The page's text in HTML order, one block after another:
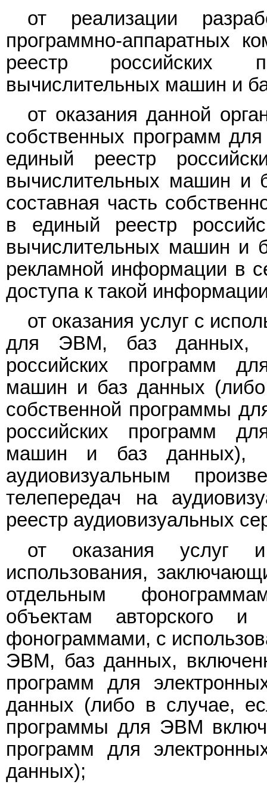
от реализации
программно-аппаратных
реестр российских
вычислительных машин и
от оказания данной
собственных программ
единый реестр
вычислительных машин и
составная часть
в единый реестр
вычислительных машин и
рекламной информации в
доступа к такой
от оказания услуг с
для ЭВМ, баз данных,
российских программ
машин и баз данных (либо
собственной программы
российских программ
машин и баз данных),
аудиовизуальным
телепередач на
реестр аудиовизуальных
от оказания услуг
использования,
отдельным
объектам авторского
фонограммами, с
ЭВМ, баз данных,
программ для
данных (либо в случае,
программы для ЭВМ
программ для
данных);